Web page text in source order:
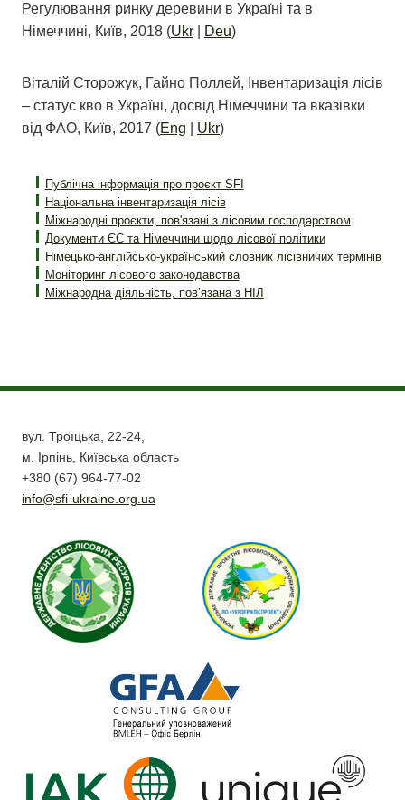
Регулювання ринку деревини в Україні та в
Німеччині, Київ, 2018 (Ukr Deu)
Віталій Сторожук, Гайно Поллей, Інвентаризація лісів
– статус кво в Україні, досвід Німеччини та вказівки
від ФАО, Київ, 2017 (Eng Ukr)
Публічна інформація про проєкт SFI
Національна інвентаризація лісів
Міжнародні проєкти, пов'язані з лісовим господарством
Документи ЄС та Німеччини щодо лісової політики
Німецько-англійсько-український словник лісівничих термінів
Моніторинг лісового законодавства
Міжнародна діяльність, пов’язана з НІЛ
вул. Троїцька, 22-24,
м. Ірпінь, Київська область
+380 (67) 964-77-02
info@sfi-ukraine.org.ua